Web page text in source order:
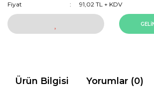
Fiyat 91,02 TL + KDV
Ürün Bilgisi Yorumlar (0)